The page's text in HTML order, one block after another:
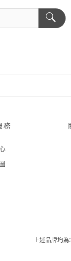
務
上述品牌均為